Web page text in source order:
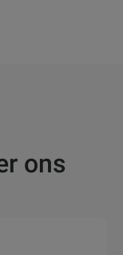
ons